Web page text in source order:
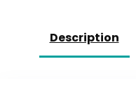
Description